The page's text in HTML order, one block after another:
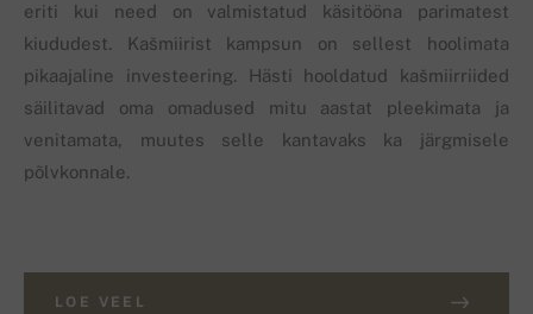
eriti kui need on valmistatud käsitööna parimatest
kiududest. Kašmiirist kampsun on sellest hoolimata
pikaajaline investeering. Hästi hooldatud kašmiirriided
säilitavad oma omadused mitu aastat pleekimata ja
venitamata, muutes selle kantavaks ka järgmisele
põlvkonnale.
LOE VEEL